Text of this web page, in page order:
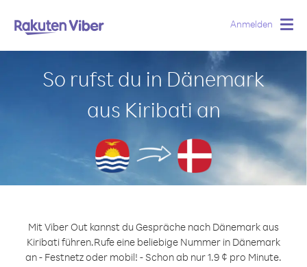
Anmelden
So rufst du in Dänemark
aus Kiribati an
Mit Viber Out kannst du Gespräche nach Dänemark aus
Kiribati führen.Rufe eine beliebige Nummer in Dänemark
an - Festnetz oder mobil! - Schon ab nur 1.9 ¢ pro Minute.